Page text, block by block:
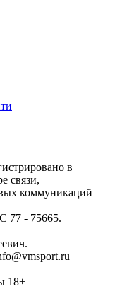
в
связи,
коммуникаций
77 - 75665.
18+